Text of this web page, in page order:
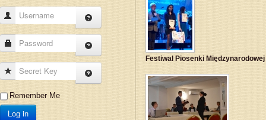
Festiwal Piosenki Międzynarodowej
Username
Password
Secret Key
Remember Me
Log in